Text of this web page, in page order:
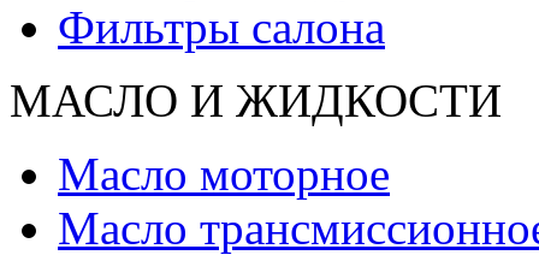
Фильтры салона
МАСЛО И ЖИДКОCТИ
Масло моторное
Масло